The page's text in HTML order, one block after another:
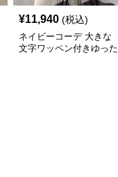
¥11,940 (税込)
ネイビーコーデ 大きな
文字ワッペン付きゆった